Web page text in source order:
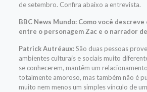
de setembro. Confira abaixo a entrevista.
BBC News Mundo: Como você
entre o personagem Zac e o narrador
Patrick Autréaux:São duas pessoas
ambientes culturais e sociais muito
se conhecerem, mantêm um
totalmente amoroso, mas também não é
muito nem menos um simples vínculo de